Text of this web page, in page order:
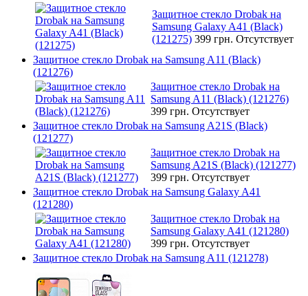
Защитное стекло Drobak на
Samsung Galaxy A41 (Black)
(121275) 399 грн. Отсутствует
Защитное стекло Drobak на Samsung A11 (Black)
(121276)
Защитное стекло Drobak на
Samsung A11 (Black) (121276)
399 грн. Отсутствует
Защитное стекло Drobak на Samsung A21S (Black)
(121277)
Защитное стекло Drobak на
Samsung A21S (Black) (121277)
399 грн. Отсутствует
Защитное стекло Drobak на Samsung Galaxy A41
(121280)
Защитное стекло Drobak на
Samsung Galaxy A41 (121280)
399 грн. Отсутствует
Защитное стекло Drobak на Samsung A11 (121278)